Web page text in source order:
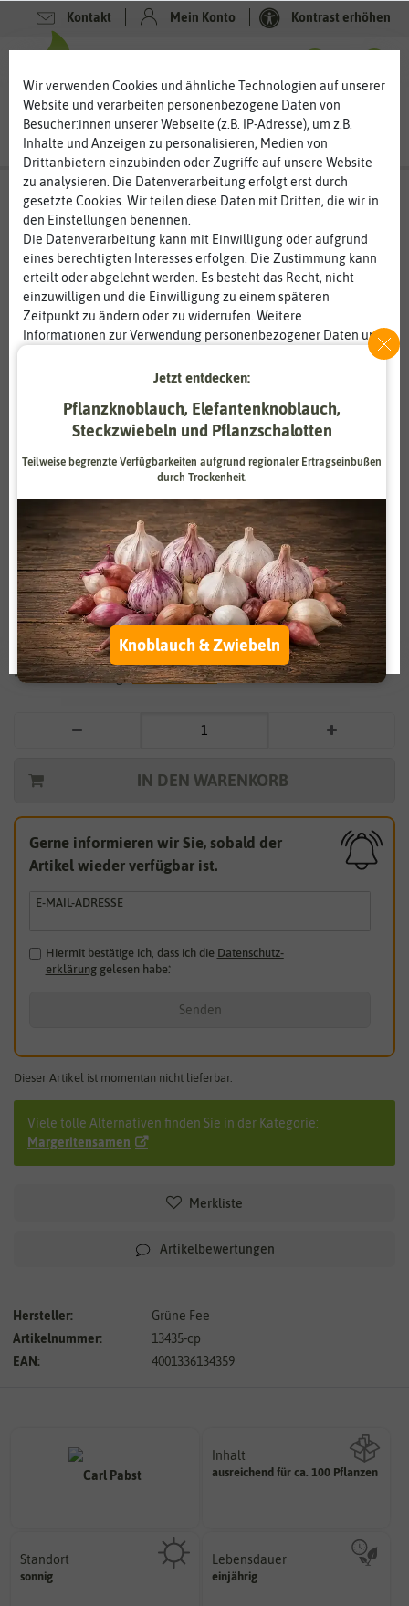
Kontakt Mein Konto Kontrast erhöhen
Vergrößern durch berühren
Margerite Maikönigin
0,99 €
*
* inkl. 7% MwSt. zzgl.Versandkosten
IN DEN WARENKORB
Gerne informieren wir Sie, sobald der
Artikel wieder verfügbar ist.
E-MAIL-ADRESSE
Hiermit bestätige ich, dass ich die Daten­schutz­
erklärunggelesen habe.*
Senden
Dieser Artikel ist momentan nicht lieferbar.
Viele tolle Alternativen finden Sie in der Kategorie:
Margeritensamen
Merkliste
Artikelbewertungen
Hersteller:
Grüne Fee
Artikelnummer:
13435-cp
EAN:
4001336134359
Inhalt
ausreichend für ca. 100 Pflanzen
Wie viel ist enthalten
Standort
sonnig
Pflanze? (schattig, halbschattig,
sonnig, vollsonnig)
Lebensdauer
einjährig
einjährig, zweijährig oder
mehrjährig.
Wir verwenden Cookies und ähnliche Technologien auf unserer
Website und verarbeiten personenbezogene Daten von
Besucher:innen unserer Webseite (z.B. IP-Adresse), um z.B.
Inhalte und Anzeigen zu personalisieren, Medien von
Drittanbietern einzubinden oder Zugriffe auf unsere Website
zu analysieren. Die Datenverarbeitung erfolgt erst durch
gesetzte Cookies. Wir teilen diese Daten mit Dritten, die wir in
den Einstellungen benennen.
Die Datenverarbeitung kann mit Einwilligung oder aufgrund
eines berechtigten Interesses erfolgen. Die Zustimmung kann
erteilt oder abgelehnt werden. Es besteht das Recht, nicht
einzuwilligen und die Einwilligung zu einem späteren
Zeitpunkt zu ändern oder zu widerrufen. Weitere
Informationen zur Verwendung personenbezogener Daten und
Essenziell Statistik
Zahlungsdienstleister Marketing
Externe Medien Funktional
Weitere Einstellungen
Alle akzeptieren
Alle ablehnen
Auswahl akzeptieren
Jetzt entdecken:
Pflanzknoblauch, Elefantenknoblauch,
Steckzwiebeln und Pflanzschalotten
Teilweise begrenzte Verfügbarkeiten aufgrund regionaler Ertragseinbußen
durch Trockenheit.
Knoblauch & Zwiebeln